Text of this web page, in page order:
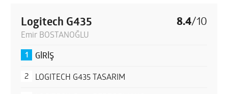
Logitech G435 8.4/10
Emir BOSTANOĞLU
GİRİŞ
LOGITECH G435 TASARIM